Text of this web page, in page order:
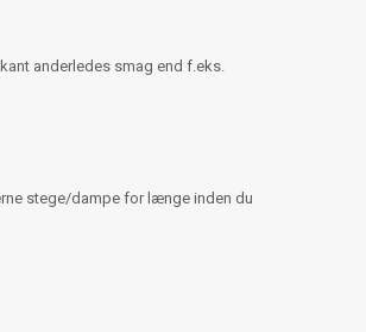
anderledes smag end f.eks.
stege/dampe for længe inden du